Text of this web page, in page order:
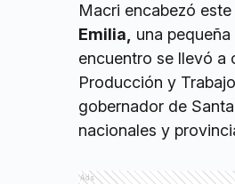
Macri encabezó
Emilia, una
encuentro se llevó a
Producción y
gobernador de
nacionales y
Ads